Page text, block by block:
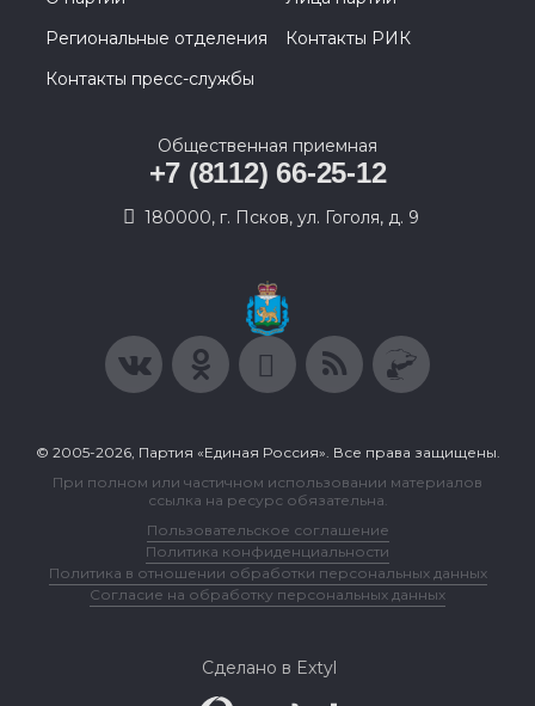
Региональные отделения
Контакты РИК
Контакты пресс-службы
Общественная приемная
+7 (8112) 66-25-12
180000, г. Псков, ул. Гоголя, д. 9
© 2005-2026, Партия «Единая Россия». Все права защищены.
При полном или частичном использовании материалов
ссылка на ресурс обязательна.
Пользовательское соглашение
Политика конфиденциальности
Политика в отношении обработки персональных данных
Согласие на обработку персональных данных
Сделано в Extyl